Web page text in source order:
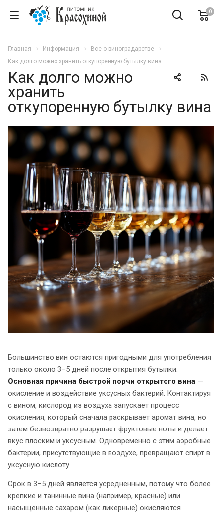
0
Главная Информация
Все о виноградарстве
Как долго можно хранить откупоренную бутылку вина
Как долго можно
хранить
откупоренную бутылку вина
Большинство вин остаются пригодными для употребления
только около 3–5 дней после открытия бутылки.
Основная причина быстрой порчи открытого вина —
окисление и воздействие уксусных бактерий. Контактируя
с вином, кислород из воздуха запускает процесс
окисления, который сначала раскрывает аромат вина, но
затем безвозвратно разрушает фруктовые ноты и делает
вкус плоским и уксусным. Одновременно с этим аэробные
бактерии, присутствующие в воздухе, превращают спирт в
уксусную кислоту.
Срок в 3–5 дней является усредненным, потому что более
крепкие и танинные вина (например, красные) или
насыщенные сахаром (как ликерные) окисляются